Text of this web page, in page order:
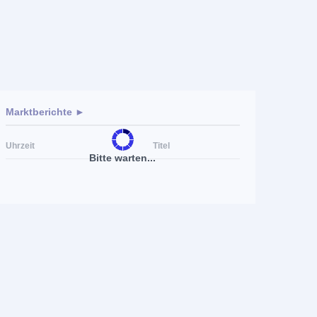
Bitte warten...
Marktberichte ►
Uhrzeit Titel